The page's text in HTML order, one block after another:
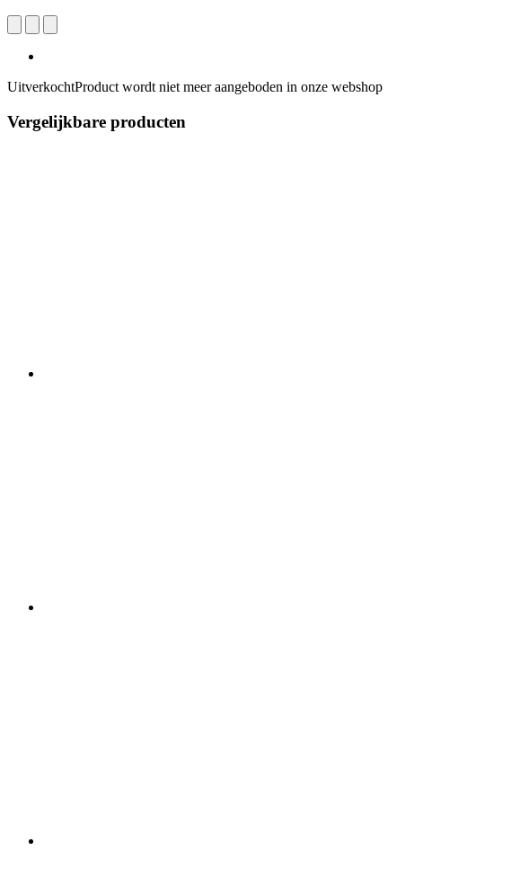
UitverkochtProduct wordt niet meer aangeboden in onze webshop
Vergelijkbare producten